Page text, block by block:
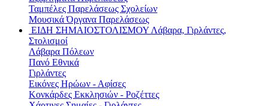
Ταμπέλες Παρελάσεως Σχολείων
Μουσικά Όργανα Παρελάσεως
ΕΙΔΗ ΣΗΜΑΙΟΣΤΟΛΙΣΜΟΥ Λάβαρα, Γιρλάντες,
Στολισμοί
Λάβαρα Πόλεων
Πανό Εθνικά
Γιρλάντες
Εικόνες Ηρώων - Αφίσες
Κονκάρδες Εκκλησιών - Ροζέττες